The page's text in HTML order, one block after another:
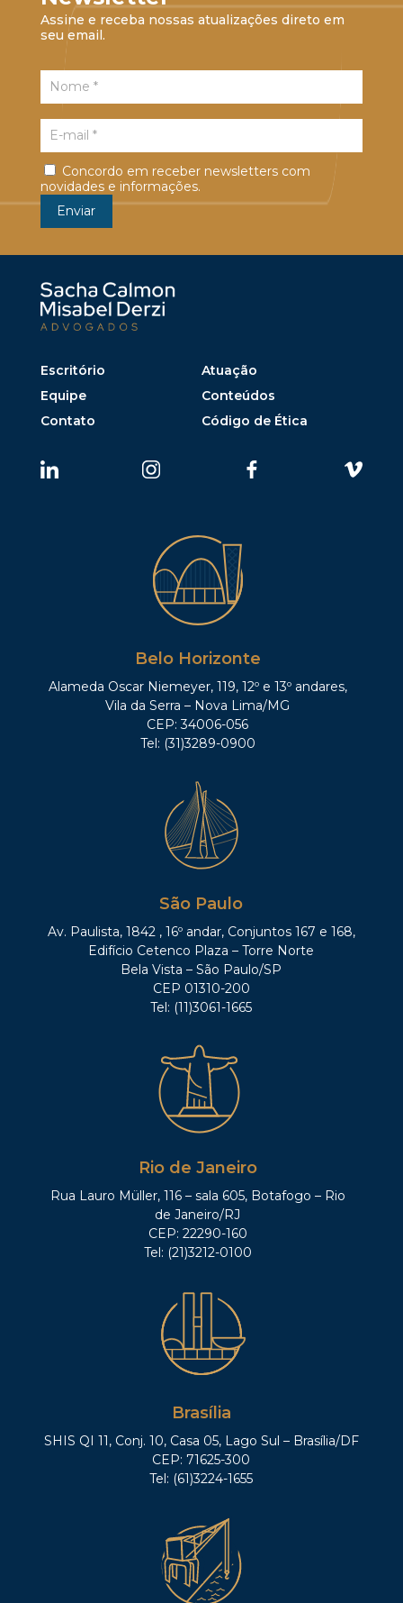
Assine e receba nossas atualizações direto em
seu email.
Concordo em receber newsletters com
novidades e informações.
Escritório
Atuação
Equipe
Conteúdos
Contato
Código de Ética
Belo Horizonte
Alameda Oscar Niemeyer, 119, 12º e 13º andares,
Vila da Serra – Nova Lima/MG
CEP: 34006-056
Tel: (31)3289-0900
São Paulo
Av. Paulista, 1842 , 16º andar, Conjuntos 167 e 168,
Edifício Cetenco Plaza – Torre Norte
Bela Vista – São Paulo/SP
CEP 01310-200
Tel: (11)3061-1665
Rio de Janeiro
Rua Lauro Müller, 116 – sala 605, Botafogo – Rio
de Janeiro/RJ
CEP: 22290-160
Tel: (21)3212-0100
Brasília
SHIS QI 11, Conj. 10, Casa 05, Lago Sul – Brasília/DF
CEP: 71625-300
Tel: (61)3224-1655